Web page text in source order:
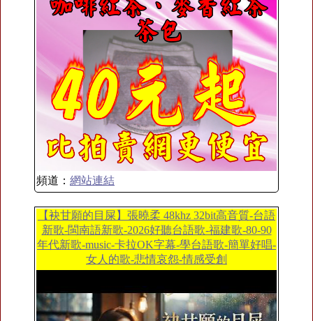
頻道： 網站連結
【袂甘願的目屎】張曉柔 48khz 32bit高音質-台語
新歌-閩南語新歌-2026好聽台語歌-福建歌-80-90
年代新歌-music-卡拉OK字幕-學台語歌-簡單好唱-
女人的歌-悲情哀怨-情感受創